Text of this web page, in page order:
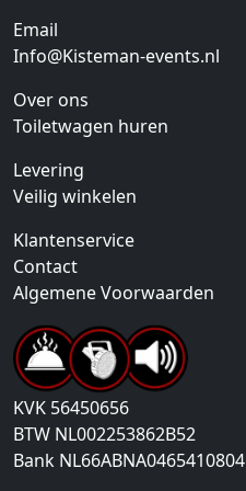
Email
Info@Kisteman-events.nl
Over ons
Toiletwagen huren
Levering
Veilig winkelen
Klantenservice
Contact
Algemene Voorwaarden
KVK 56450656
BTW NL002253862B52
Bank NL66ABNA0465410804